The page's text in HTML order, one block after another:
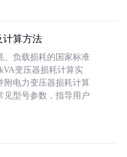
计算方法
、负载损耗的国家标准
变压器损耗计算实
附电力变压器损耗计算
见型号参数，指导用户